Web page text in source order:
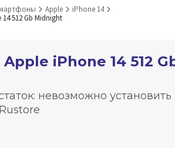
Apple
iPhone 14
512 Gb Midnight
iPhone 14 512
невозможно установить